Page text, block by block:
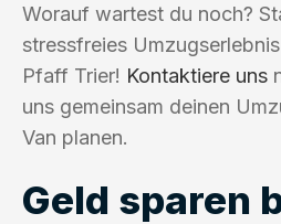
Worauf wartest du noch?
stressfreies
Pfaff Trier! Kontaktiere uns
uns gemeinsam deinen
Van planen.
Geld sparen